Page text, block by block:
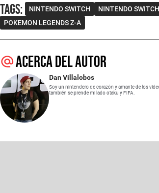
Tags: NINTENDO SWITCH NINTENDO
POKEMON LEGENDS Z-A
Acerca del autor
Dan Villalobos
Soy un nintendero de corazón y amante de los
también se prende mi lado otaku y FIFA.